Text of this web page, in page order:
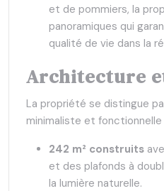
et de pommiers, la
panoramiques qui
qualité de vie dans la
Architecture
La propriété se distingue
minimaliste et fonctionnelle
242 m² construits
et des plafonds à
la lumière naturelle.